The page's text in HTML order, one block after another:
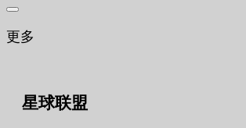
更多
星球联盟